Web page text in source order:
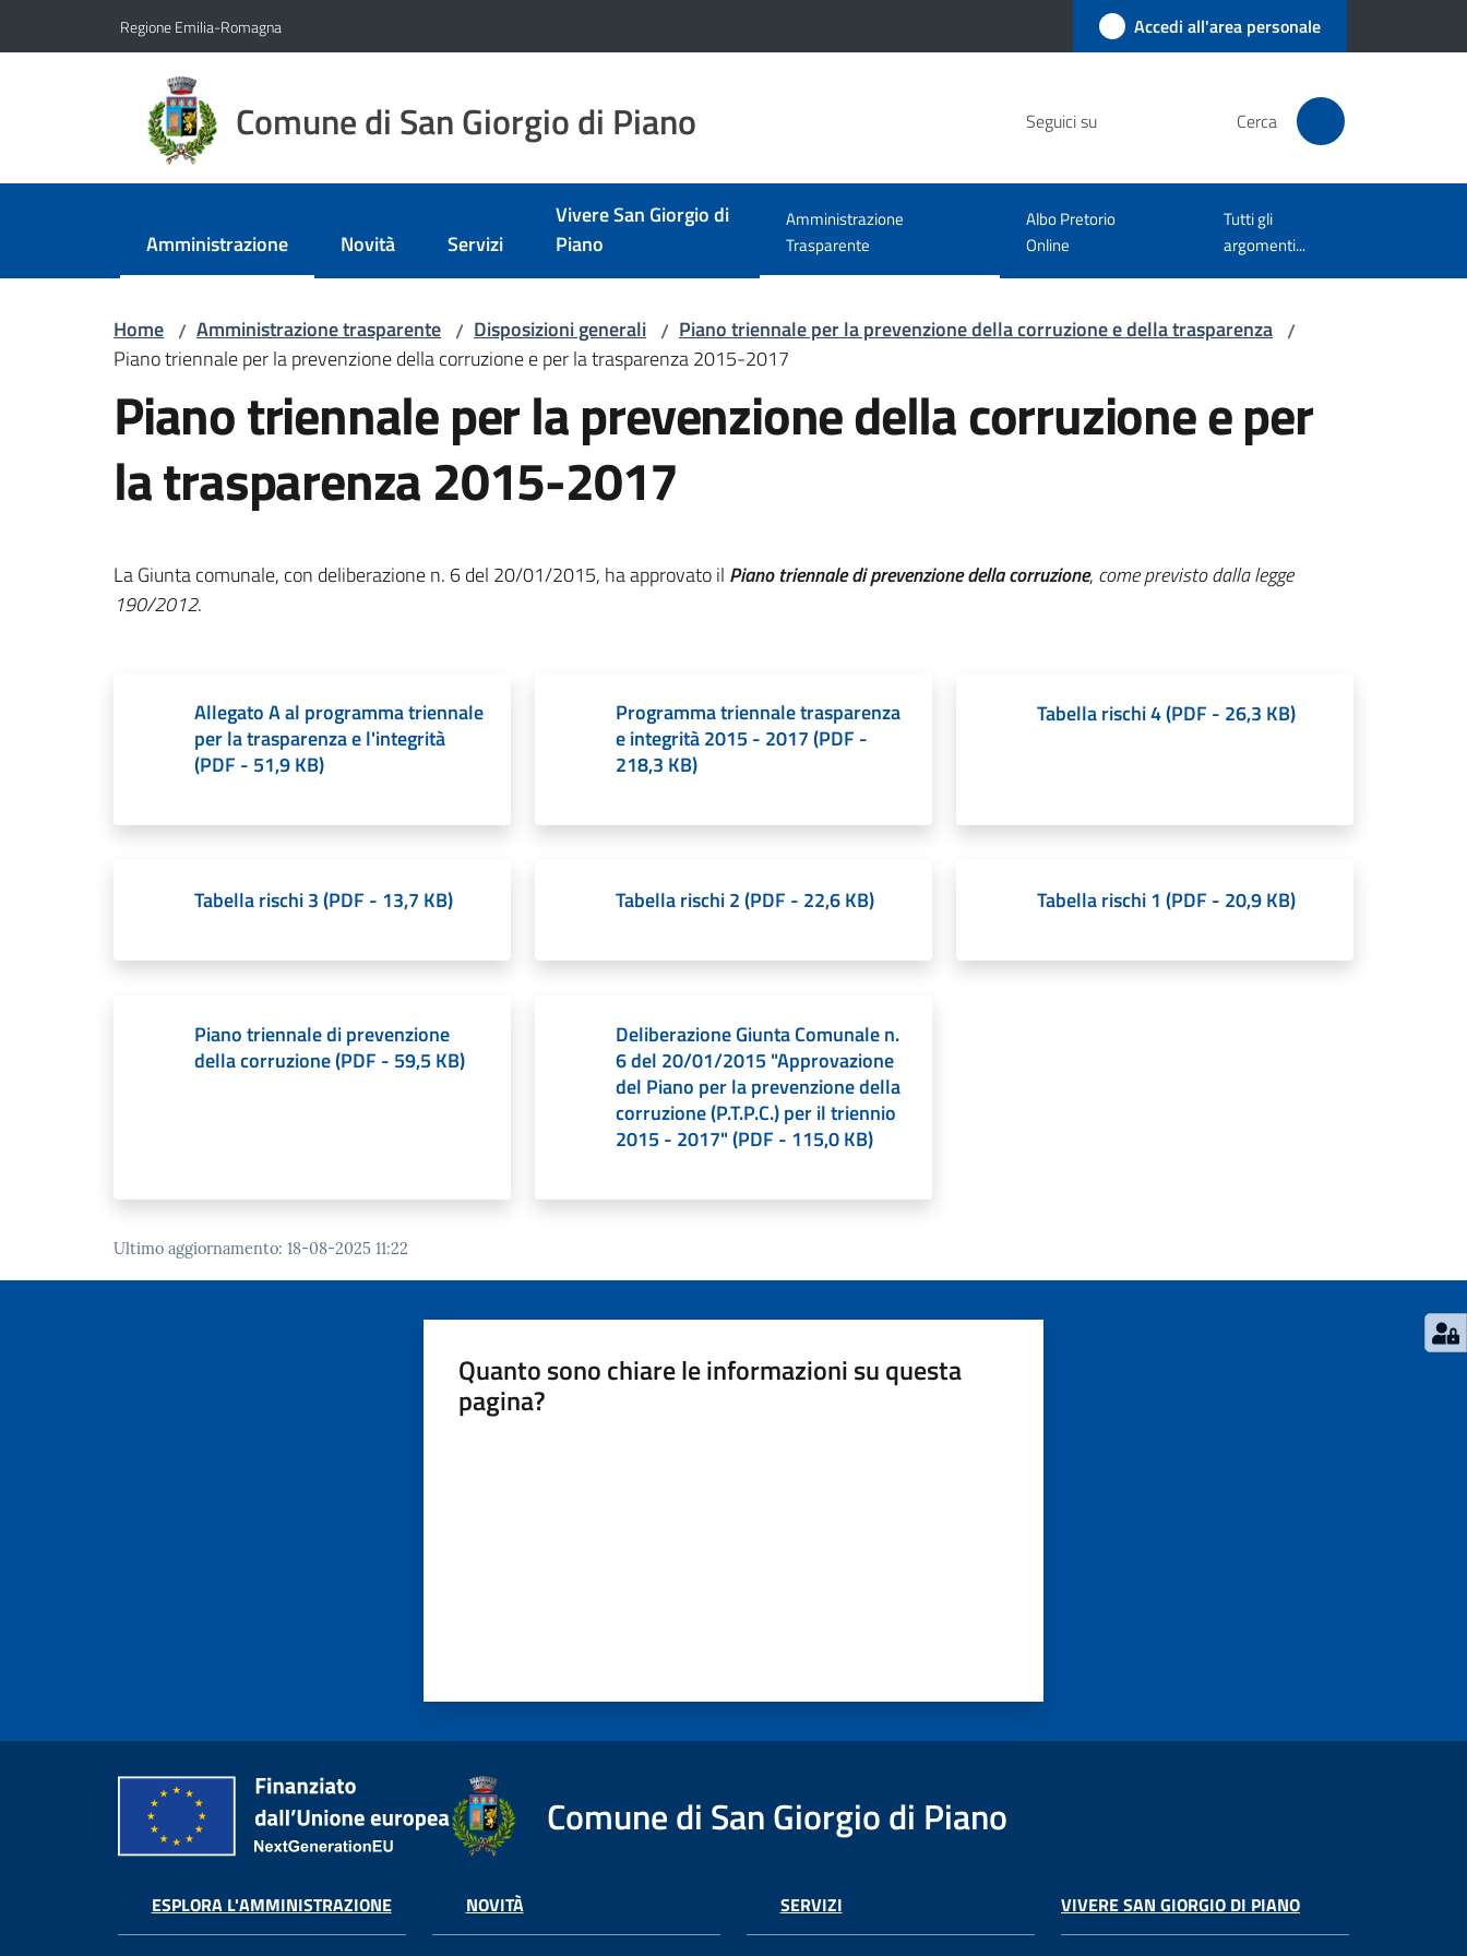
Regione Emilia-Romagna Accedi all'area personale
Comune di San Giorgio di Piano Seguici su Cerca
Amministrazione
Menu selezionato Novità Servizi
Vivere San Giorgio di
Piano
Amministrazione
Trasparente
Menu selezionato
Albo Pretorio
Online
Tutti gli
argomenti...
Home / Amministrazione trasparente / Disposizioni generali / Piano triennale per la prevenzione della corruzione e della trasparenza /
Piano triennale per la prevenzione della corruzione e per la trasparenza 2015-2017
Piano triennale per la prevenzione della corruzione e per
la trasparenza 2015-2017
La Giunta comunale, con deliberazione n. 6 del 20/01/2015, ha approvato il Piano triennale di prevenzione della corruzione, come previsto dalla legge
190/2012.
Allegato A al programma triennale
per la trasparenza e l'integrità
(PDF - 51,9 KB)
Programma triennale trasparenza
e integrità 2015 - 2017(PDF -
218,3 KB)
Tabella rischi 4(PDF - 26,3 KB)
Tabella rischi 3(PDF - 13,7 KB) Tabella rischi 2(PDF - 22,6 KB) Tabella rischi 1 (PDF - 20,9 KB)
Piano triennale di prevenzione
della corruzione(PDF - 59,5 KB)
Deliberazione Giunta Comunale n.
6 del 20/01/2015 "Approvazione
del Piano per la prevenzione della
corruzione (P.T.P.C.) per il triennio
2015 - 2017"(PDF - 115,0 KB)
Ultimo aggiornamento: 18-08-2025 11:22
Quanto sono chiare le informazioni su questa
pagina?
Comune di San Giorgio di Piano
ESPLORA L'AMMINISTRAZIONE NOVITÀ SERVIZI VIVERE SAN GIORGIO DI PIANO